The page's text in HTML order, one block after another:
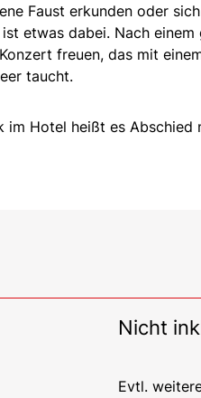
Faust erkunden oder
etwas dabei. Nach
freuen, das mit
taucht.
im Hotel heißt es
Nicht
Evtl.